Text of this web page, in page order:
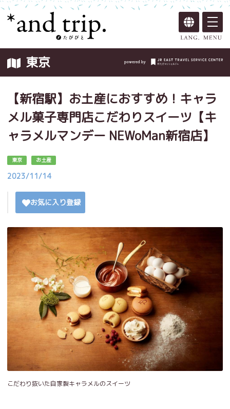
東京
【新宿駅】お土産におすすめ！キャラ
メル菓子専門店こだわりスイーツ【キ
ャラメルマンデー NEWoMan新宿店】
東京 お土産
2023/11/14
お気に入り登録
こだわり抜いた自家製キャラメルのスイーツ